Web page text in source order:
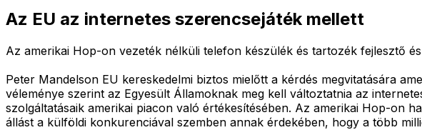
Az EU az internetes szerencsejáték mellett
Az amerikai Hop-on vezeték nélküli telefon készülék és tartozék fejlesztő
Peter Mandelson EU kereskedelmi biztos mielőtt a kérdés megvitatására
véleménye szerint az Egyesült Államoknak meg kell változtatnia az
szolgáltatásaik amerikai piacon való értékesítésében. Az amerikai Hop-on
állást a külföldi konkurenciával szemben annak érdekében, hogy a több